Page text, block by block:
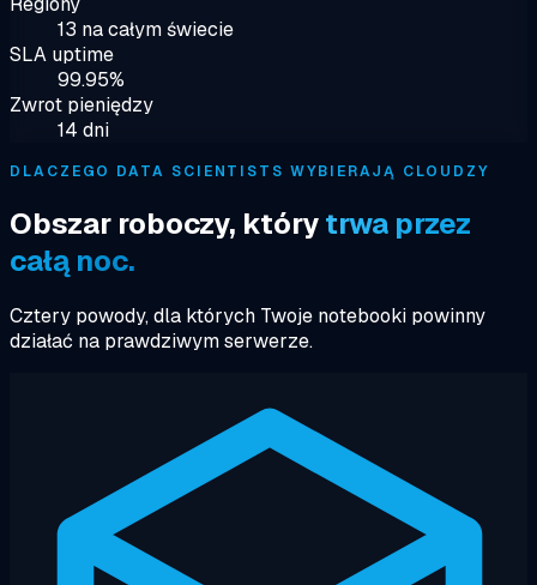
13 na całym świecie
SLA uptime
99.95%
Zwrot pieniędzy
14 dni
DLACZEGO DATA SCIENTISTS WYBIERAJĄ CLOUDZY
Obszar roboczy, którytrwa przez
całą noc.
Cztery powody, dla których Twoje notebooki powinny
działać na prawdziwym serwerze.